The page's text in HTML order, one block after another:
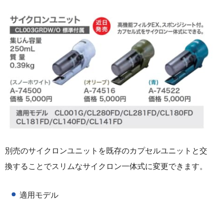
別売のサイクロンユニットを既存のカプセルユニットと交
換することでスリムなサイクロン一体式に変更できます。
適用モデル